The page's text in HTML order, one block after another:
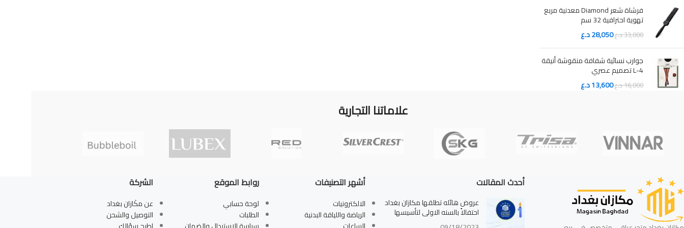
فرشاة شعر Diamond معدنية مربع
تهوية احترافية 32 سم
33,000د.ع28,050د.ع
جوارب نسائية شفافة منقوشة أنيقة
L-4 تصميم عصري
16,000د.ع13,600د.ع
علاماتنا التجارية
أحدث المقالات
عروض هائله تطلقها مكازان بغداد
احتفالاً بالسنه الاولى لتأسيسها
أشهر التصنيفات
الالكترونيات
الرياضة واللياقة البدنية
روابط الموقع
لوحة حسابي
الطلبات
الشركة
عن مكَازان بغداد
التوصيل والشحن